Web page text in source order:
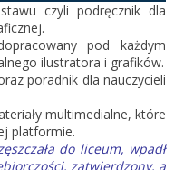
czyli podręcznik dla
pod każdym
ilustratora i grafików.
poradnik dla nauczycieli
multimedialne, które
platformie.
do liceum, wpadł
zatwierdzony, a